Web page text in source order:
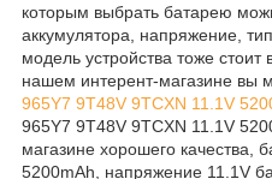
которым выбрать батарею
аккумулятора, напряжение,
модель устройства тоже стоит
нашем интерент-магазине вы
965Y7 9T48V 9TCXN 11.1V
965Y7 9T48V 9TCXN 11.1V
магазине хорошего качества,
5200mAh, напряжение 11.1V